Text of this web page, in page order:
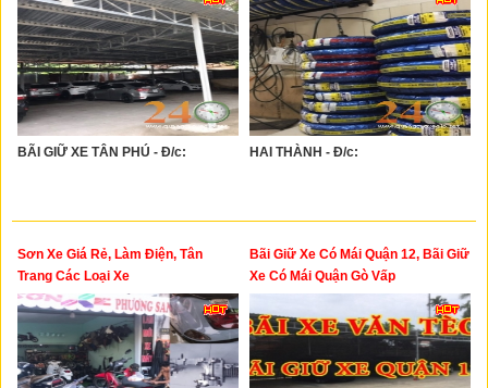
BÃI GIỮ XE TÂN PHÚ - Đ/c: HAI THÀNH - Đ/c:
Sơn Xe Giá Rẻ, Làm Điện, Tân
Trang Các Loại Xe
Bãi Giữ Xe Có Mái Quận 12, Bãi Giữ
Xe Có Mái Quận Gò Vấp